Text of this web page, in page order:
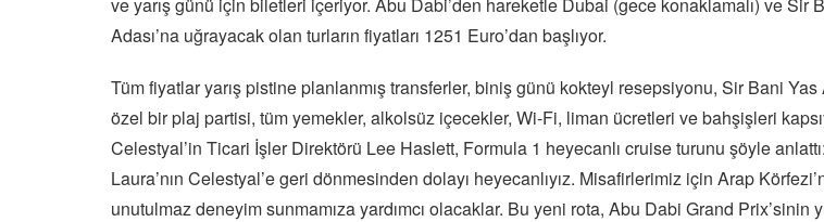
Adası’na uğrayacak olan turların fiyatları 1251 Euro’dan başlıyor.
Tüm fiyatlar yarış pistine planlanmış transferler, biniş günü kokteyl resepsiyonu, Sir Bani Yas
özel bir plaj partisi, tüm yemekler, alkolsüz içecekler, Wi-Fi, liman ücretleri ve bahşişleri
Celestyal’in Ticari İşler Direktörü Lee Haslett, Formula 1 heyecanlı cruise turunu şöyle
Laura’nın Celestyal’e geri dönmesinden dolayı heyecanlıyız. Misafirlerimiz için Arap
unutulmaz deneyim sunmamıza yardımcı olacaklar. Bu yeni rota, Abu Dabi Grand Prix’sinin